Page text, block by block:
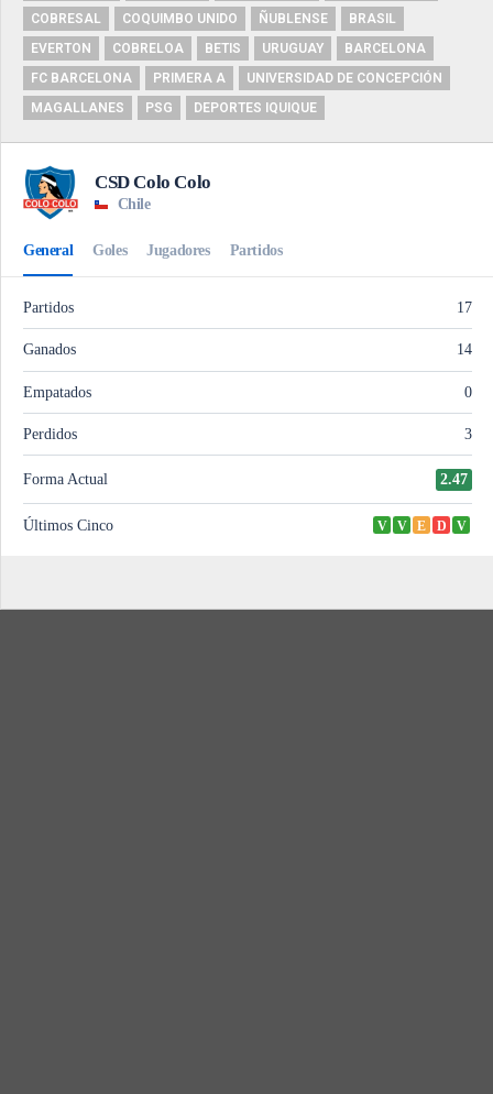
COBRESAL
COQUIMBO UNIDO ÑUBLENSE
BRASIL
EVERTON
COBRELOA BETIS URUGUAY
BARCELONA
FC BARCELONA
PRIMERA A
UNIVERSIDAD DE CONCEPCIÓN
MAGALLANES
PSG DEPORTES IQUIQUE